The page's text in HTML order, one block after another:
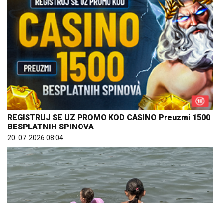
REGISTRUJ SE UZ PROMO KOD CASINO Preuzmi 1500
BESPLATNIH SPINOVA
20. 07. 2026 08:04